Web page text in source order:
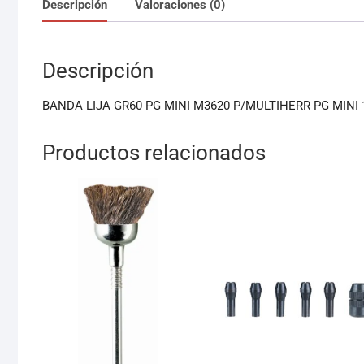
Descripción Valoraciones (0)
Descripción
BANDA LIJA GR60 PG MINI M3620 P/MULTIHERR PG MINI
Productos relacionados